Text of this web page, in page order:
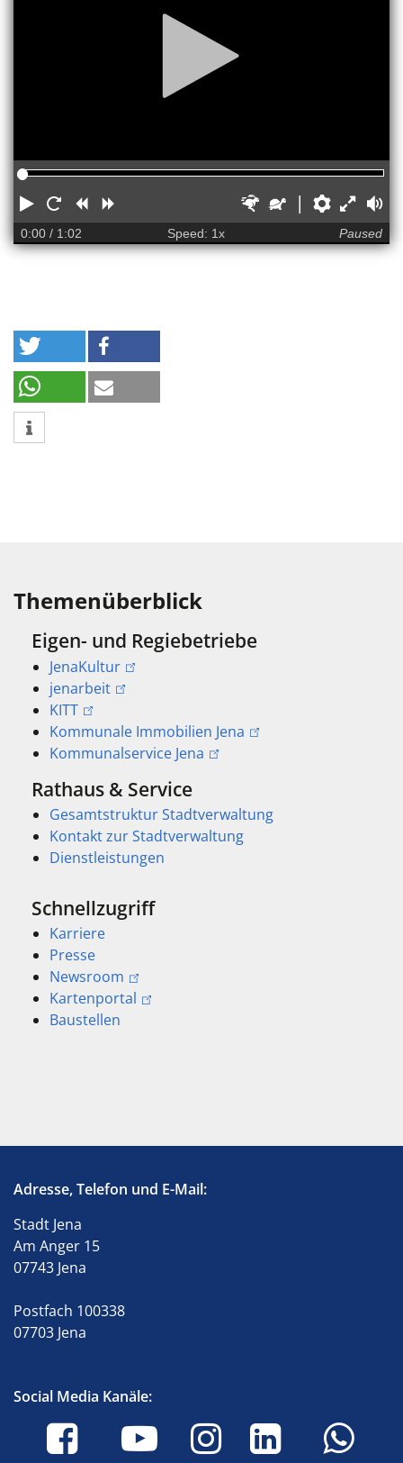
PlayRestart
RewindForward FasterSlower
Enter
full
screen
0:00 / 1:02 Speed: 1x Paused
Themenüberblick
Eigen- und Regiebetriebe
JenaKultur
jenarbeit
KITT
Kommunale Immobilien Jena
Kommunalservice Jena
Rathaus & Service
Gesamtstruktur Stadtverwaltung
Kontakt zur Stadtverwaltung
Dienstleistungen
Schnellzugriff
Karriere
Presse
Newsroom
Kartenportal
Baustellen
Adresse, Telefon und E-Mail:
Stadt Jena
Am Anger 15
07743 Jena
Postfach 100338
07703 Jena
Social Media Kanäle: